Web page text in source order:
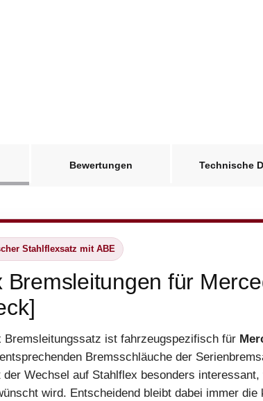
Bewertungen Technische
Stahlflexsatz mit ABE
Bremsleitungen für
Bremsleitungssatz ist fahrzeugspezifisch für
Bremsschläuche der
der Wechsel auf Stahlflex besonders
wird. Entscheidend bleibt dabei immer